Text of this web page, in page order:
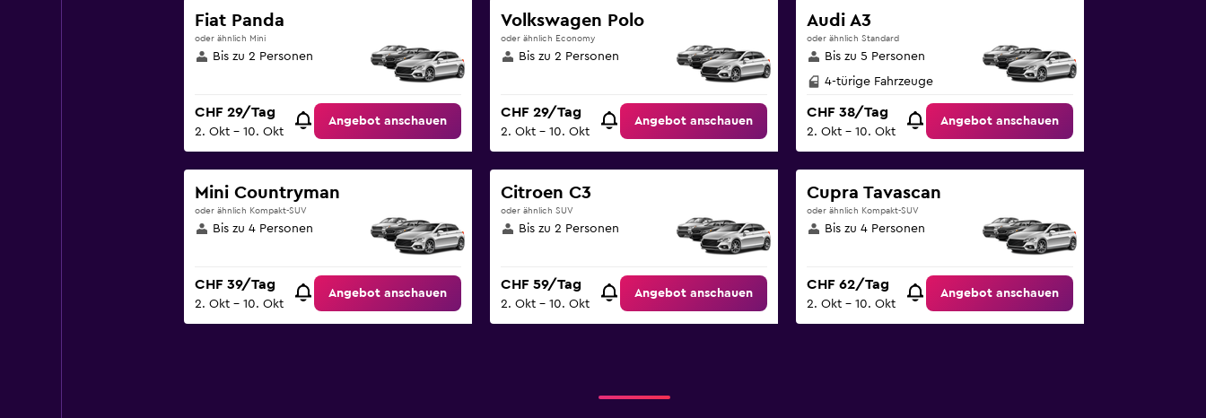
Fiat Panda
oder ähnlich Mini
Bis zu 2 Personen
CHF 29/Tag
2. Okt – 10. Okt
Angebot anschauen
Volkswagen Polo
oder ähnlich Economy
Bis zu 2 Personen
CHF 29/Tag
2. Okt – 10. Okt
Angebot anschauen
Audi A3
oder ähnlich Standard
Bis zu 5 Personen
4-türige Fahrzeuge
CHF 38/Tag
2. Okt – 10. Okt
Angebot anschauen
Mini Countryman
oder ähnlich Kompakt-SUV
Bis zu 4 Personen
CHF 39/Tag
2. Okt – 10. Okt
Angebot anschauen
Citroen C3
oder ähnlich SUV
Bis zu 2 Personen
CHF 59/Tag
2. Okt – 10. Okt
Angebot anschauen
Cupra Tavascan
oder ähnlich Kompakt-SUV
Bis zu 4 Personen
CHF 62/Tag
2. Okt – 10. Okt
Angebot anschauen